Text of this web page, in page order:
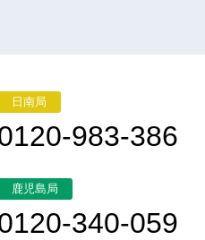
日南局
983-386
鹿児島局
340-059